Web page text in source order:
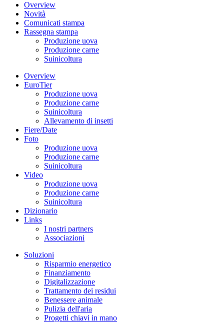
Overview
Novità
Comunicati stampa
Rassegna stampa
Produzione uova
Produzione carne
Suinicoltura
Overview
EuroTier
Produzione uova
Produzione carne
Suinicoltura
Allevamento di insetti
Fiere/Date
Foto
Produzione uova
Produzione carne
Suinicoltura
Video
Produzione uova
Produzione carne
Suinicoltura
Dizionario
Links
I nostri partners
Associazioni
Soluzioni
Risparmio energetico
Finanziamento
Digitalizzazione
Trattamento dei residui
Benessere animale
Pulizia dell'aria
Progetti chiavi in mano